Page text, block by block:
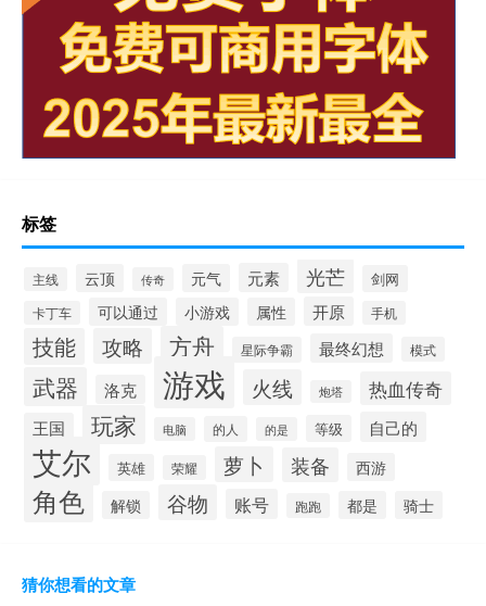
标签
主线 云顶 传奇 元气 元素 光芒 剑网
卡丁车 可以通过 小游戏 属性 开原 手机
技能 攻略 方舟 星际争霸 最终幻想 模式
武器 洛克 游戏 火线 炮塔 热血传奇
王国 玩家 电脑 的人 的是 等级 自己的
艾尔 英雄 荣耀 萝卜 装备 西游
角色 解锁 谷物 账号 跑跑 都是 骑士
猜你想看的文章